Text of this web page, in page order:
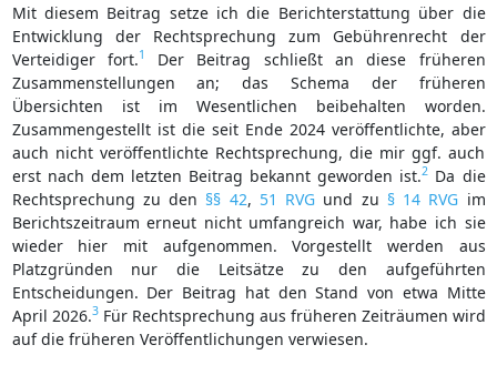
Mit diesem Beitrag setze ich die Berichterstattung über die
Entwicklung der Rechtsprechung zum Gebührenrecht der
Verteidiger fort.1
Der Beitrag schließt an diese früheren
Zusammenstellungen an; das Schema der früheren
Übersichten ist im Wesentlichen beibehalten worden.
Zusammengestellt ist die seit Ende 2024 veröffentlichte, aber
auch nicht veröffentlichte Rechtsprechung, die mir ggf. auch
erst nach dem letzten Beitrag bekannt geworden ist.2 Da die
Rechtsprechung zu den §§ 42, 51 RVG und zu § 14 RVG im
Berichtszeitraum erneut nicht umfangreich war, habe ich sie
wieder hier mit aufgenommen. Vorgestellt werden aus
Platzgründen nur die Leitsätze zu den aufgeführten
Entscheidungen. Der Beitrag hat den Stand von etwa Mitte
April 2026.3Für Rechtsprechung aus früheren Zeiträumen wird
auf die früheren Veröffentlichungen verwiesen.